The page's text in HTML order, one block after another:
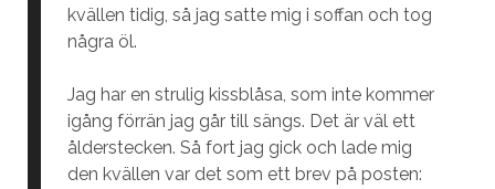
kvällen tidig, så jag satte mig i soffan och tog
några öl.
Jag har en strulig kissblåsa, som inte kommer
igång förrän jag går till sängs. Det är väl ett
ålderstecken. Så fort jag gick och lade mig
den kvällen var det som ett brev på posten: